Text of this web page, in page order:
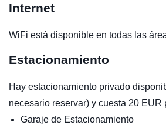
Internet
WiFi está disponible en todas las
Estacionamiento
Hay estacionamiento privado
necesario reservar) y cuesta 20 EUR
Garaje de Estacionamiento